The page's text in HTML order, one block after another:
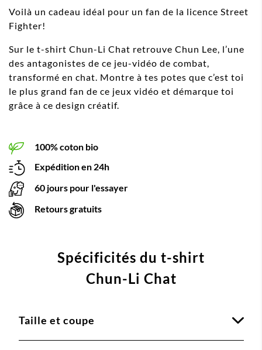
Voilà un cadeau idéal pour un fan de la licence Street
Fighter!
Sur le t-shirt Chun-Li Chat retrouve Chun Lee, l’une
des antagonistes de ce jeu-vidéo de combat,
transformé en chat. Montre à tes potes que c’est toi
le plus grand fan de ce jeux vidéo et démarque toi
grâce à ce design créatif.
100% coton bio
Expédition en 24h
60 jours pour l'essayer
Retours gratuits
Spécificités du t-shirt
Chun-Li Chat
Taille et coupe